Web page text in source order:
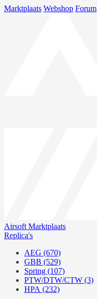
Marktplaats Webshop Forum
Airsoft Marktplaats
Replica's
AEG (670)
GBB (529)
Spring (107)
PTW/DTW/CTW (3)
HPA (232)